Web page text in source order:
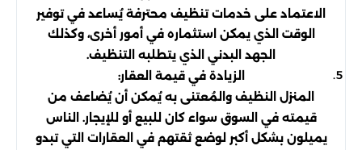
الاعتماد على خدمات تنظيف محترفة يُساعد في توفير
الوقت الذي يمكن استثماره في أمور أخرى، وكذلك
الجهد البدني الذي يتطلبه التنظيف.
الزيادة في قيمة العقار:
المنزل النظيف والمُعتنى به يُمكن أن يُضاعف من
قيمته في السوق سواء كان للبيع أو للإيجار. الناس
يميلون بشكل أكبر لوضع ثقتهم في العقارات التي تبدو